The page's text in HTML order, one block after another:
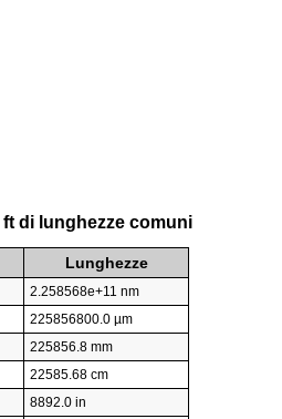
di lunghezze comuni
Lunghezze
2.258568e+11 nm
225856800.0 µm
225856.8 mm
22585.68 cm
8892.0 in